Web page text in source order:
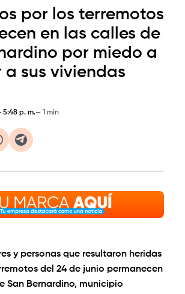
por los terremotos
en las calles de
por miedo a
a sus viviendas
5:48 p. m. 1 min
y personas que resultaron heridas
del 24 de junio permanecen
San Bernardino, municipio